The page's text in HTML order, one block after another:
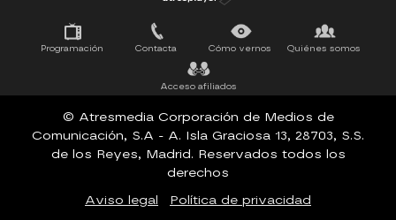
Programación Contacta Cómo vernos Quiénes somos
Acceso afiliados
© Atresmedia Corporación de Medios de
Comunicación, S.A - A. Isla Graciosa 13, 28703, S.S.
de los Reyes, Madrid. Reservados todos los
derechos
Aviso legal
Política de privacidad